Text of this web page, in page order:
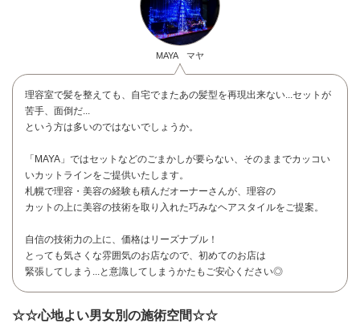
MAYA マヤ
理容室で髪を整えても、自宅でまたあの髪型を再現出来ない...セットが
苦手、面倒だ...
という方は多いのではないでしょうか。
「MAYA」ではセットなどのごまかしが要らない、そのままでカッコい
いカットラインをご提供いたします。
札幌で理容・美容の経験も積んだオーナーさんが、理容の
カットの上に美容の技術を取り入れた巧みなヘアスタイルをご提案。
自信の技術力の上に、価格はリーズナブル！
とっても気さくな雰囲気のお店なので、初めてのお店は
緊張してしまう...と意識してしまうかたもご安心ください◎
☆☆心地よい男女別の施術空間☆☆